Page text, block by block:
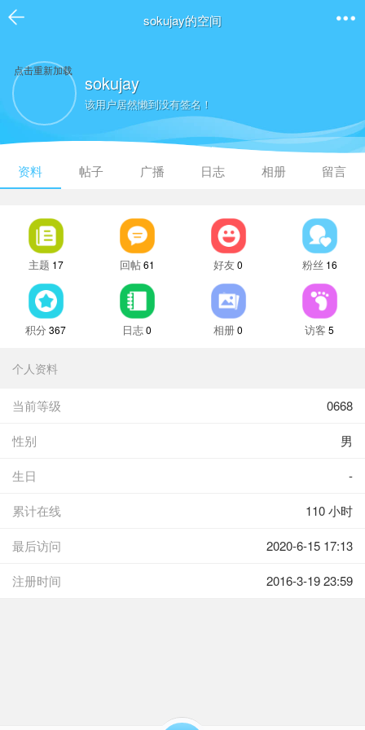
sokujay的空间
点击重新加载
sokujay
该用户居然懒到没有签名！
资料 帖子 广播 日志 相册 留言
主题 17 回帖 61 好友0 粉丝 16
积分 367 日志0 相册0 访客 5
个人资料
当前等级 0668
性别 男
生日 -
累计在线 110 小时
最后访问 2020-6-15 17:13
注册时间 2016-3-19 23:59